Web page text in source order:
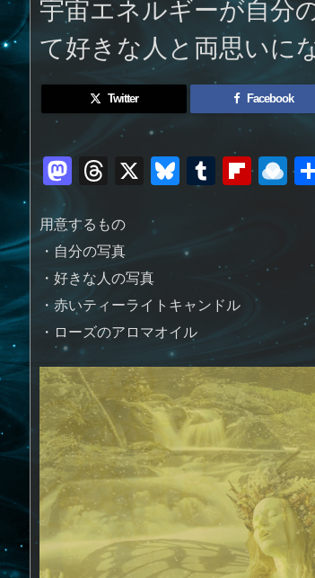
宇宙エネルギーが自分
て好きな人と両思いに
Twitter Facebook
M
st
o
d
o
n
T
re
a
d
s
X Bl
u
sk
T
m
bl
Fl
o
ar
d
R
p.
io
用意するもの
・自分の写真
・好きな人の写真
・赤いティーライトキャンドル
・ローズのアロマオイル